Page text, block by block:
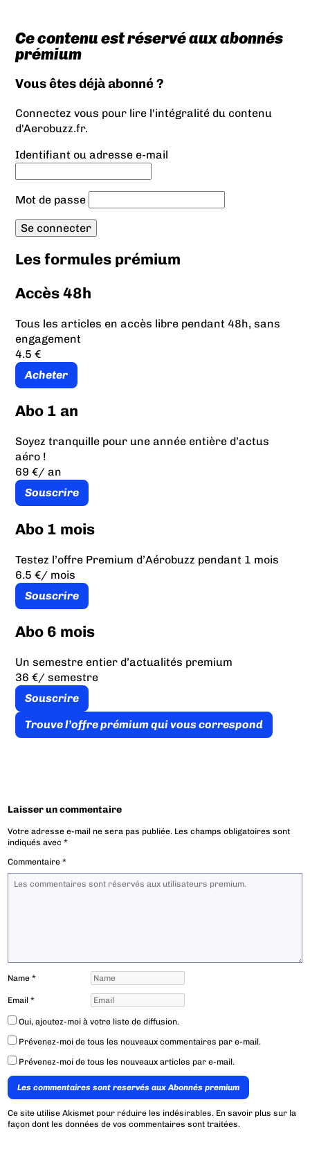
Ce contenu est réservé aux abonnés
prémium
Vous êtes déjà abonné ?
Connectez vous pour lire l'intégralité du contenu
d'Aerobuzz.fr.
Identifiant ou adresse e-mail
Mot de passe
Les formules prémium
Accès 48h
Tous les articles en accès libre pendant 48h, sans
engagement
4.5 €
Acheter
Abo 1 an
Soyez tranquille pour une année entière d’actus
aéro !
69 €/ an
Souscrire
Abo 1 mois
Testez l’offre Premium d’Aérobuzz pendant 1 mois
6.5 €/ mois
Souscrire
Abo 6 mois
Un semestre entier d’actualités premium
36 €/ semestre
Souscrire
Trouve l’offre prémium qui vous correspond
Laisser un commentaire
Votre adresse e-mail ne sera pas publiée. Les champs obligatoires sont
indiqués avec*
Commentaire*
Name*
Email*
Oui, ajoutez-moi à votre liste de diffusion.
Prévenez-moi de tous les nouveaux commentaires par e-mail.
Prévenez-moi de tous les nouveaux articles par e-mail.
Les commentaires sont reservés aux Abonnés premium
Ce site utilise Akismet pour réduire les indésirables. En savoir plus sur la
façon dont les données de vos commentaires sont traitées.